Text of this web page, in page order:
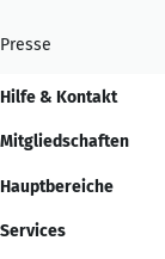
Presse
Hilfe & Kontakt
Mitgliedschaften
Hauptbereiche
Services